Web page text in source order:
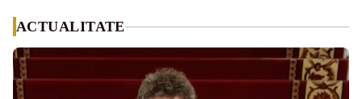
ACTUALITATE